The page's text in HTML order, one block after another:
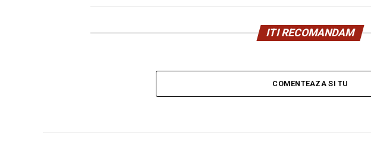
ITI RECOMANDAM
COMENTEAZA SI TU